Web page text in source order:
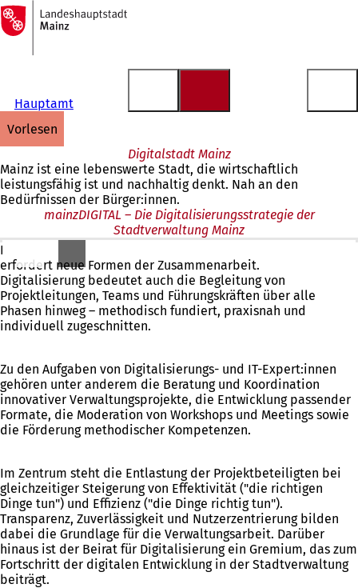
Inhalt anspringen
Zur
Startseite
Hauptamt
vorlesen
Digitalstadt Mainz
Mainz ist eine lebenswerte Stadt, die wirtschaftlich
leistungsfähig ist und nachhaltig denkt. Nah an den
Bedürfnissen der Bürger:innen.
mainzDIGITAL – Die Digitalisierungsstrategie der
Stadtverwaltung Mainz
Die zunehmende Komplexität moderner Stadtverwaltungen
erfordert neue Formen der Zusammenarbeit.
Digitalisierung bedeutet auch die Begleitung von
Projektleitungen, Teams und Führungskräften über alle
Phasen hinweg – methodisch fundiert, praxisnah und
individuell zugeschnitten.
Zu den Aufgaben von Digitalisierungs- und IT-Expert:innen
gehören unter anderem die Beratung und Koordination
innovativer Verwaltungsprojekte, die Entwicklung passender
Formate, die Moderation von Workshops und Meetings sowie
die Förderung methodischer Kompetenzen.
Im Zentrum steht die Entlastung der Projektbeteiligten bei
gleichzeitiger Steigerung von Effektivität ("die richtigen
Dinge tun") und Effizienz ("die Dinge richtig tun").
Transparenz, Zuverlässigkeit und Nutzerzentrierung bilden
dabei die Grundlage für die Verwaltungsarbeit. Darüber
hinaus ist der Beirat für Digitalisierung ein Gremium, das zum
Fortschritt der digitalen Entwicklung in der Stadtverwaltung
beiträgt.